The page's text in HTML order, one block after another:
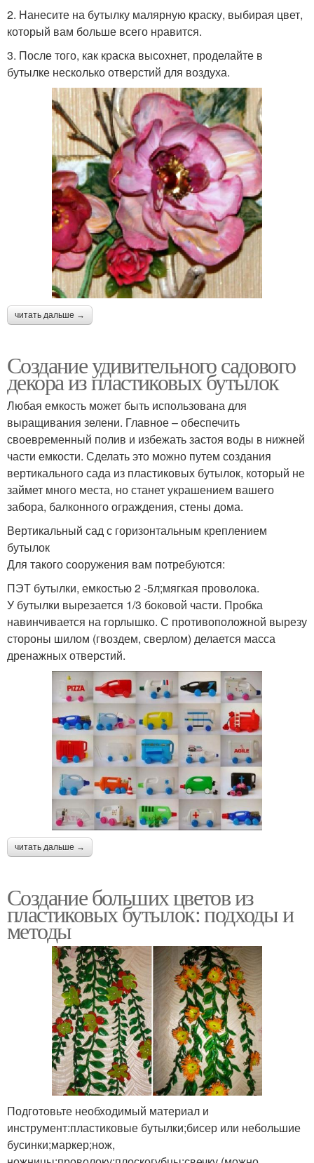
2. Нанесите на бутылку малярную краску, выбирая цвет,
который вам больше всего нравится.
3. После того, как краска высохнет, проделайте в
бутылке несколько отверстий для воздуха.
читать дальше →
Создание удивительного садового
декора из пластиковых бутылок
Любая емкость может быть использована для
выращивания зелени. Главное – обеспечить
своевременный полив и избежать застоя воды в нижней
части емкости. Сделать это можно путем создания
вертикального сада из пластиковых бутылок, который не
займет много места, но станет украшением вашего
забора, балконного ограждения, стены дома.
Вертикальный сад с горизонтальным креплением
бутылок
Для такого сооружения вам потребуются:
ПЭТ бутылки, емкостью 2 -5л;мягкая проволока.
У бутылки вырезается 1/3 боковой части. Пробка
навинчивается на горлышко. С противоположной вырезу
стороны шилом (гвоздем, сверлом) делается масса
дренажных отверстий.
читать дальше →
Создание больших цветов из
пластиковых бутылок: подходы и
методы
Подготовьте необходимый материал и
инструмент:пластиковые бутылки;бисер или небольшие
бусинки;маркер;нож,